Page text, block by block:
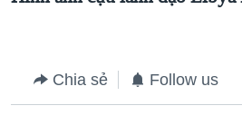
Chia sẻ Follow us